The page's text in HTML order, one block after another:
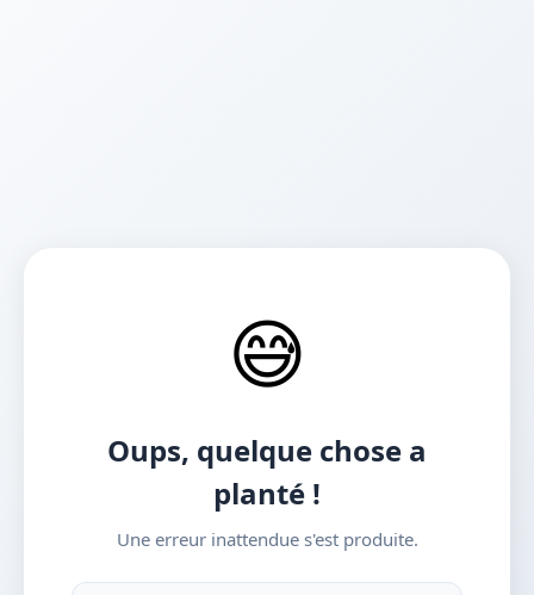
😅
Oups, quelque chose a
planté !
Une erreur inattendue s'est produite.